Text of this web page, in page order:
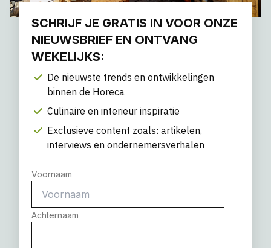
SCHRIJF JE GRATIS IN VOOR ONZE
NIEUWSBRIEF EN ONTVANG
WEKELIJKS:
De nieuwste trends en ontwikkelingen
binnen de Horeca
Culinaire en interieur inspiratie
Exclusieve content zoals: artikelen,
interviews en ondernemersverhalen
Voornaam
Achternaam